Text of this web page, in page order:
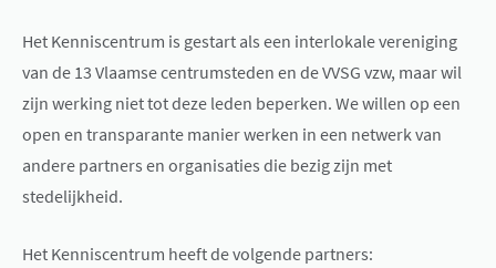
Het Kenniscentrum is gestart als een interlokale vereniging
van de 13 Vlaamse centrumsteden en de VVSG vzw, maar wil
zijn werking niet tot deze leden beperken. We willen op een
open en transparante manier werken in een netwerk van
andere partners en organisaties die bezig zijn met
stedelijkheid.
Het Kenniscentrum heeft de volgende partners: